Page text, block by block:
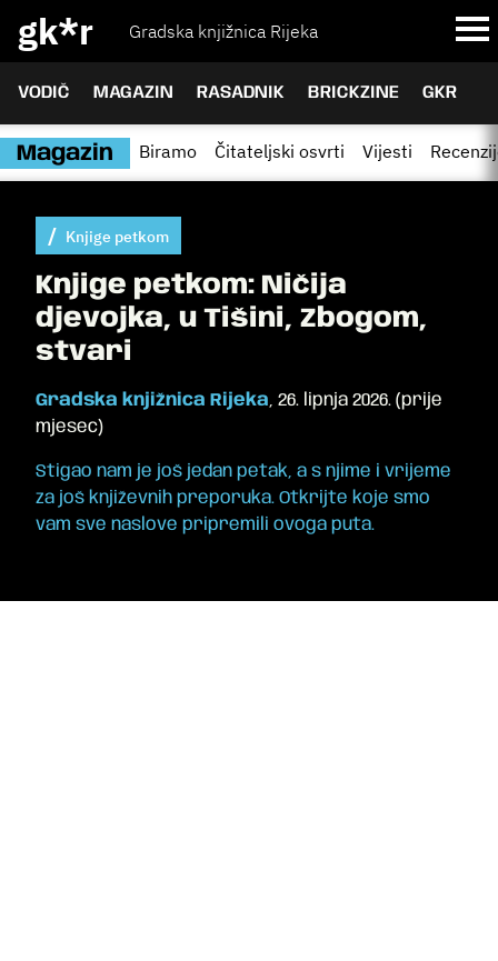
gk*r Gradska knjižnica Rijeka
VODIČ MAGAZIN RASADNIK BRICKZINE GKR
Magazin Biramo Čitateljski osvrti Vijesti
Knjige petkom
Knjige petkom: Ničija
djevojka, u Tišini, Zbogom,
stvari
Gradska knjižnica Rijeka, 26. lipnja 2026. (prije
mjesec)
Stigao nam je još jedan petak, a s njime i vrijeme
za još književnih preporuka. Otkrijte koje smo
vam sve naslove pripremili ovoga puta.